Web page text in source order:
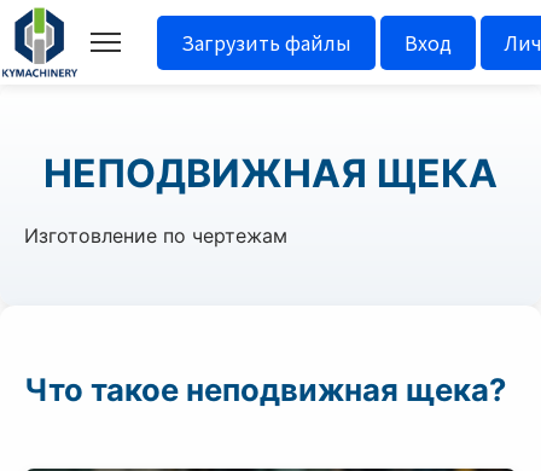
Загрузить файлы Вход
НЕПОДВИЖНАЯ ЩЕКА
Изготовление по чертежам
Что такое неподвижная щека?